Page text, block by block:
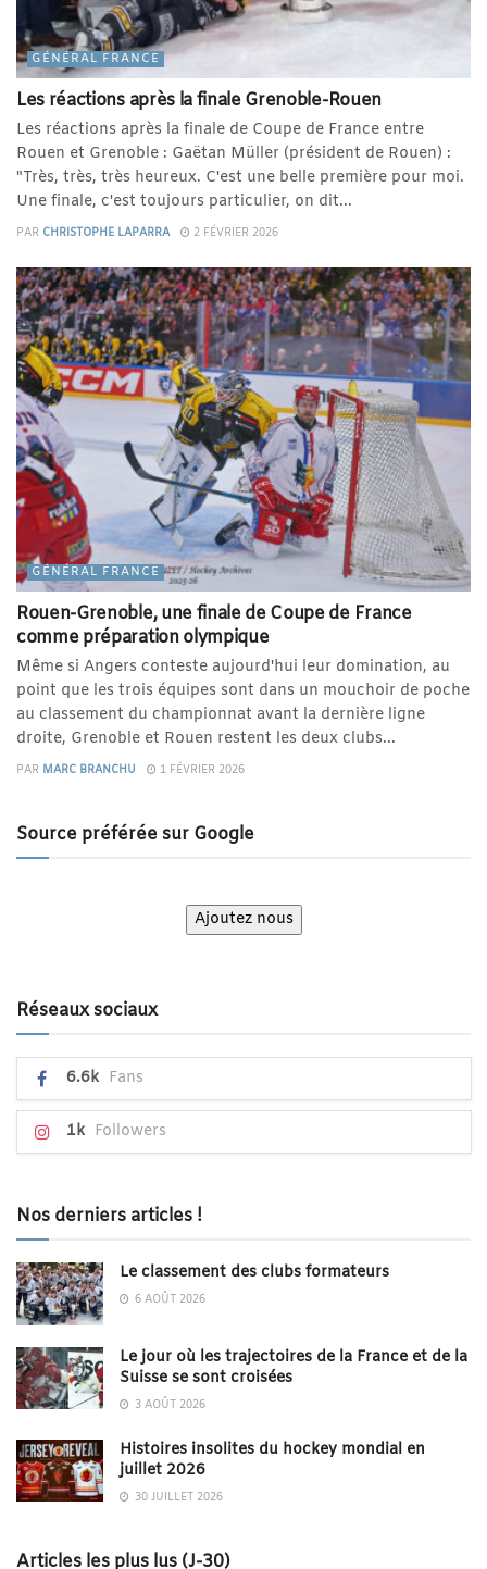
GÉNÉRAL FRANCE
Les réactions après la finale Grenoble-Rouen
Les réactions après la finale de Coupe de France entre
Rouen et Grenoble : Gaëtan Müller (président de Rouen) :
"Très, très, très heureux. C'est une belle première pour moi.
Une finale, c'est toujours particulier, on dit...
PAR CHRISTOPHE LAPARRA 2 FÉVRIER 2026
GÉNÉRAL FRANCE
Rouen-Grenoble, une finale de Coupe de France
comme préparation olympique
Même si Angers conteste aujourd'hui leur domination, au
point que les trois équipes sont dans un mouchoir de poche
au classement du championnat avant la dernière ligne
droite, Grenoble et Rouen restent les deux clubs...
PAR MARC BRANCHU 1 FÉVRIER 2026
Source préférée sur Google
Ajoutez nous
Réseaux sociaux
6.6k Fans
1k Followers
Nos derniers articles !
Le classement des clubs formateurs
6 AOÛT 2026
Le jour où les trajectoires de la France et de la
Suisse se sont croisées
3 AOÛT 2026
Histoires insolites du hockey mondial en
juillet 2026
30 JUILLET 2026
Articles les plus lus (J-30)